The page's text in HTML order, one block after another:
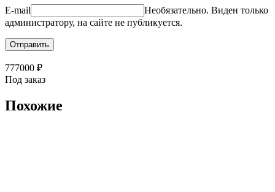
E-mail
Необязательно. Виден только
администратору, на сайте не публикуется.
777000 ₽
Под заказ
Похожие